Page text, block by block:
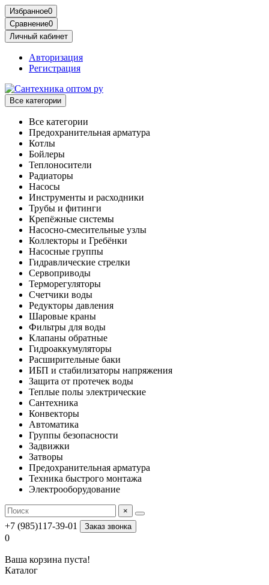
Избранное0
Сравнение0
Личный кабинет
Авторизация
Регистрация
Все категории
Все категории
Предохранительная арматура
Котлы
Бойлеры
Теплоносители
Радиаторы
Насосы
Инструменты и расходники
Трубы и фитинги
Крепёжные системы
Насосно-смесительные узлы
Коллекторы и Гребёнки
Насосные группы
Гидравлические стрелки
Сервоприводы
Терморегуляторы
Счетчики воды
Редукторы давления
Шаровые краны
Фильтры для воды
Клапаны обратные
Гидроаккумуляторы
Расширительные баки
ИБП и стабилизаторы напряжения
Защита от протечек воды
Теплые полы электрические
Сантехника
Конвекторы
Автоматика
Группы безопасности
Задвижки
Затворы
Предохранительная арматура
Техника быстрого монтажа
Электрооборудование
×
+7 (985)117-39-01 Заказ звонка
0
Ваша корзина пуста!
Каталог